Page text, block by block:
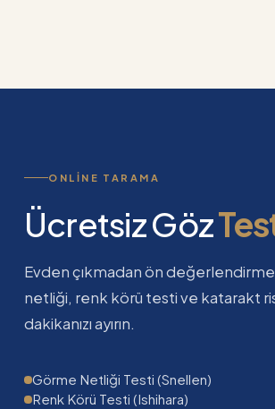
ONLINE TARAMA
Ücretsiz Göz
Evden çıkmadan ön
netliği, renk körü testi ve katarakt
dakikanızı ayırın.
Görme Netliği Testi (Snellen)
Renk Körü Testi (Ishihara)